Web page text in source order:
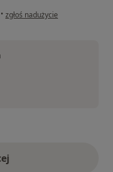
• w opinii użytkownika Natalia
zgłoś nadużycie
powyżej